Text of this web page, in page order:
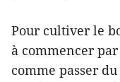
Pour cultiver le
à commencer
comme passer